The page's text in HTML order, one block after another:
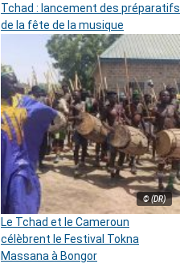
Tchad : lancement des préparatifs
de la fête de la musique
© (DR)
Le Tchad et le Cameroun
célèbrent le Festival Tokna
Massana à Bongor